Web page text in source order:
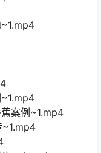
案例~1.mp4